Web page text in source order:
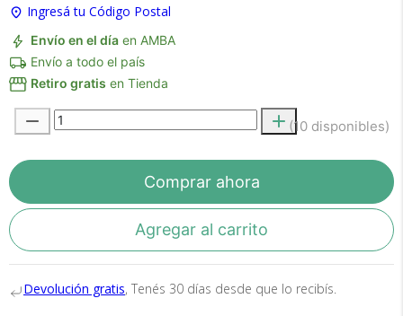
Ingresá tu Código Postal
Envío en el día en AMBA
Envío a todo el país
Retiro gratis en Tienda
(10 disponibles)
Comprar ahora
Agregar al carrito
Devolución gratis, Tenés 30 días desde que lo recibís.
Recibí el producto que esperabas o
En Bidcom te aseguramos recibir el producto
dinero!